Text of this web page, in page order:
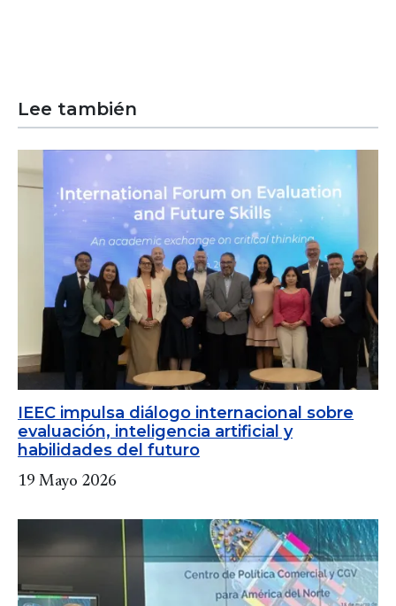
Lee también
IEEC impulsa diálogo internacional sobre
evaluación, inteligencia artificial y
habilidades del futuro
19 Mayo 2026